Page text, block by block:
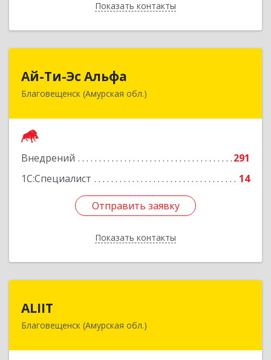
Показать контакты
Назад
Ай-Ти-Эс Альфа
Благовещенск (Амурская обл.)
Внедрений
291
1С:Специалист
14
Отправить заявку
Показать контакты
675000, Амурская обл, Благовещенск г, Зейская
Отправить заявку
Назад
ALIIT
Благовещенск (Амурская обл.)
675002, Амурская обл, Благовещенск г,